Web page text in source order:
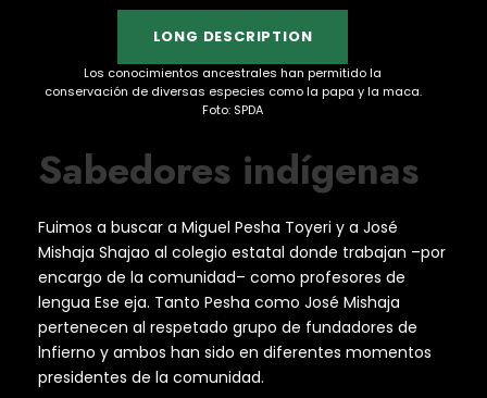
LONG DESCRIPTION
Los conocimientos ancestrales han permitido la
conservación de diversas especies como la papa y la maca.
Foto: SPDA
Sabedores indígenas
Fuimos a buscar a Miguel Pesha Toyeri y a José
Mishaja Shajao al colegio estatal donde trabajan –por
encargo de la comunidad– como profesores de
lengua Ese eja. Tanto Pesha como José Mishaja
pertenecen al respetado grupo de fundadores de
lnfierno y ambos han sido en diferentes momentos
presidentes de la comunidad.